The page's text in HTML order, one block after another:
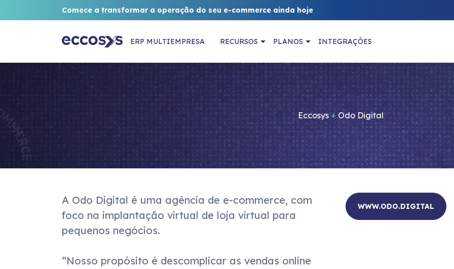
Comece a transformar a operação do seu e-commerce ainda hoje
ERP MULTIEMPRESA RECURSOS PLANOS INTEGRAÇÕES
Eccosys + Odo Digital
A Odo Digital é uma agência de e-commerce, com
foco na implantação virtual de loja virtual para
pequenos negócios.
“Nosso propósito é descomplicar as vendas online
WWW.ODO.DIGITAL